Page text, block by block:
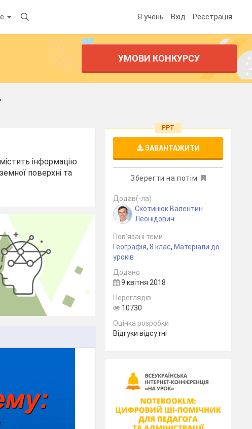
Я учень Вхід Реєстрація
УМОВИ КОНКУРСУ
інформацію
поверхні та
PPT
ЗАВАНТАЖИТИ
Зберегти на потім
Додав(-ла)
Скотинюк Валентин
Леонідович
Пов’язані теми
Географія,8 клас, Матеріали до
уроків
Додано
9 квітня 2018
Переглядів
10730
Оцінка розробки
Відгуки відсутні